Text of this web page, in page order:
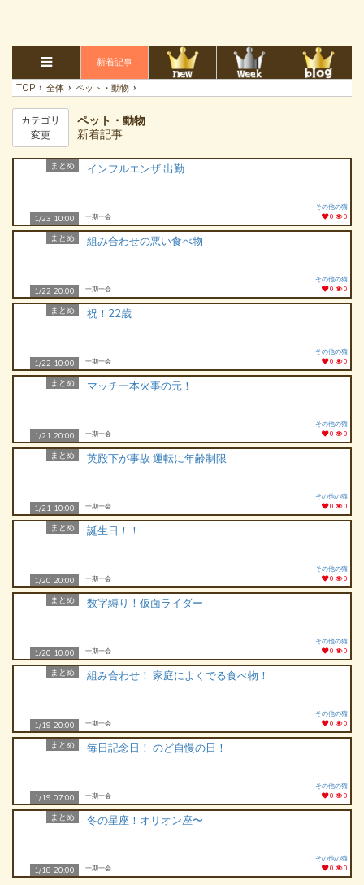
新着記事
TOP › 全体 › ペット・動物 ›
カテゴリ
変更
ペット・動物
新着記事
1/23 10:00
まとめ インフルエンザ 出勤
一期一会
その他の猫
0
0
1/22 20:00
まとめ 組み合わせの悪い食べ物
一期一会
その他の猫
0
0
1/22 10:00
まとめ 祝！22歳
一期一会
その他の猫
0
0
1/21 20:00
まとめ マッチ一本火事の元！
一期一会
その他の猫
0
0
1/21 10:00
まとめ 英殿下が事故 運転に年齢制限
一期一会
その他の猫
0
0
1/20 20:00
まとめ 誕生日！！
一期一会
その他の猫
0
0
1/20 10:00
まとめ 数字縛り！仮面ライダー
一期一会
その他の猫
0
0
1/19 20:00
まとめ 組み合わせ！ 家庭によくでる食べ物！
一期一会
その他の猫
0
0
1/19 07:00
まとめ 毎日記念日！ のど自慢の日！
一期一会
その他の猫
0
0
1/18 20:00
まとめ 冬の星座！オリオン座〜
一期一会
その他の猫
0
0